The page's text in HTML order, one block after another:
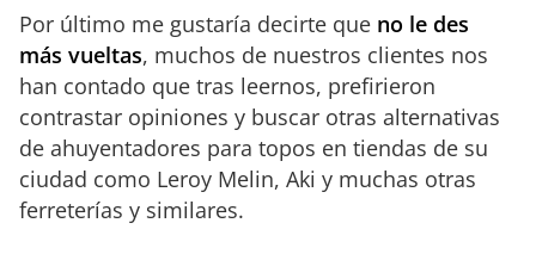
Por último me gustaría decirte que no le des
más vueltas, muchos de nuestros clientes nos
han contado que tras leernos, prefirieron
contrastar opiniones y buscar otras alternativas
de ahuyentadores para topos en tiendas de su
ciudad como Leroy Melin, Aki y muchas otras
ferreterías y similares.